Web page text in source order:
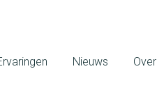
Nieuws Over